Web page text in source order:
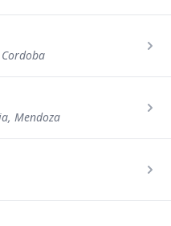
Mendoza